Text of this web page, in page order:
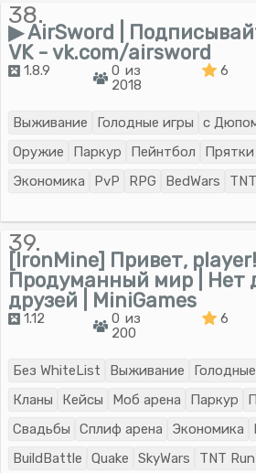
38.
▶ AirSword |
VK - vk.com/airsword
1.8.9
0 из
2018
6
Выживание Голодные игры с
Оружие
Паркур Пейнтбол Прятки
Экономика
PvP RPG BedWars
39.
[IronMine] Привет,
Продуманный мир | Нет
друзей | MiniGames
1.12
0 из
200
6
Без WhiteList Выживание
Кланы
Кейсы Моб арена Паркур
Свадьбы
Сплиф арена Экономика
BuildBattle
Quake SkyWars TNT Run